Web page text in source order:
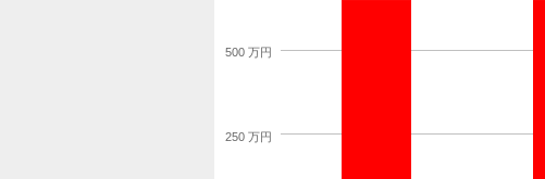
250 万円
500 万円